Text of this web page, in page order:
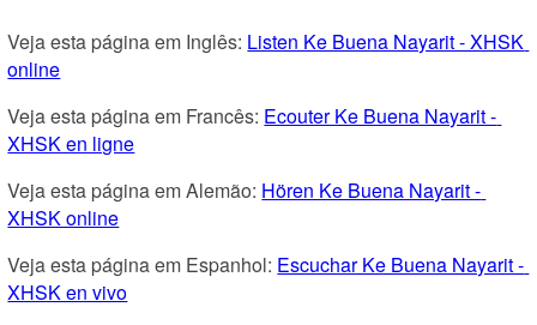
Veja esta página em Inglês: Listen Ke Buena Nayarit - XHSK
online
Veja esta página em Francês: Ecouter Ke Buena Nayarit -
XHSK en ligne
Veja esta página em Alemão: Hören Ke Buena Nayarit -
XHSK online
Veja esta página em Espanhol: Escuchar Ke Buena Nayarit -
XHSK en vivo